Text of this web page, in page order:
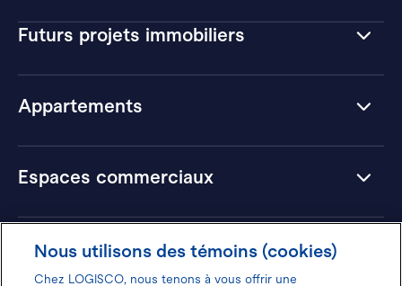
Futurs projets immobiliers
Appartements
Espaces commerciaux
Hôtels
Nous utilisons des témoins (cookies)
Chez LOGISCO, nous tenons à vous offrir une